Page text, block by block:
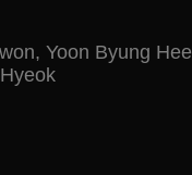
, Yoon Byung Hee